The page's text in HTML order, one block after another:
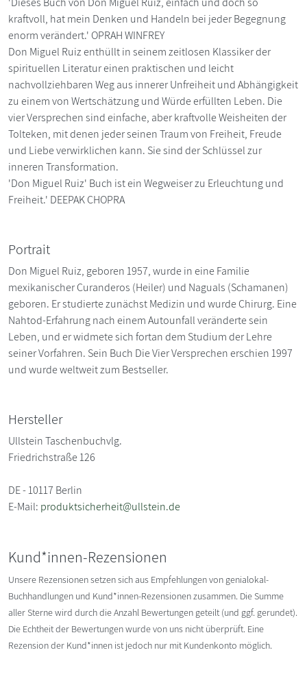
kraftvoll, hat mein Denken und Handeln bei jeder Begegnung
enorm verändert.' OPRAH WINFREY
Don Miguel Ruiz enthüllt in seinem zeitlosen Klassiker der
spirituellen Literatur einen praktischen und leicht
nachvollziehbaren Weg aus innerer Unfreiheit und Abhängigkeit
zu einem von Wertschätzung und Würde erfüllten Leben. Die
vier Versprechen sind einfache, aber kraftvolle Weisheiten der
Tolteken, mit denen jeder seinen Traum von Freiheit, Freude
und Liebe verwirklichen kann. Sie sind der Schlüssel zur
inneren Transformation.
'Don Miguel Ruiz' Buch ist ein Wegweiser zu Erleuchtung und
Freiheit.' DEEPAK CHOPRA
Portrait
Don Miguel Ruiz, geboren 1957, wurde in eine Familie
mexikanischer Curanderos (Heiler) und Naguals (Schamanen)
geboren. Er studierte zunächst Medizin und wurde Chirurg. Eine
Nahtod-Erfahrung nach einem Autounfall veränderte sein
Leben, und er widmete sich fortan dem Studium der Lehre
seiner Vorfahren. Sein Buch Die Vier Versprechen erschien 1997
und wurde weltweit zum Bestseller.
Hersteller
Ullstein Taschenbuchvlg.
Friedrichstraße 126
DE - 10117 Berlin
E-Mail: produktsicherheit@ullstein.de
Kund*innen-Rezensionen
Unsere Rezensionen setzen sich aus Empfehlungen von genialokal-
Buchhandlungen und Kund*innen-Rezensionen zusammen. Die Summe
aller Sterne wird durch die Anzahl Bewertungen geteilt (und ggf. gerundet).
Die Echtheit der Bewertungen wurde von uns nicht überprüft. Eine
Rezension der Kund*innen ist jedoch nur mit Kundenkonto möglich.